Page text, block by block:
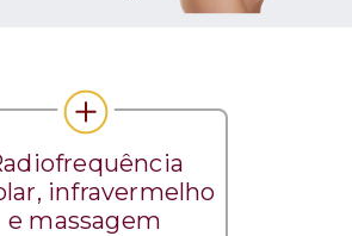
infravermelho
e massagem